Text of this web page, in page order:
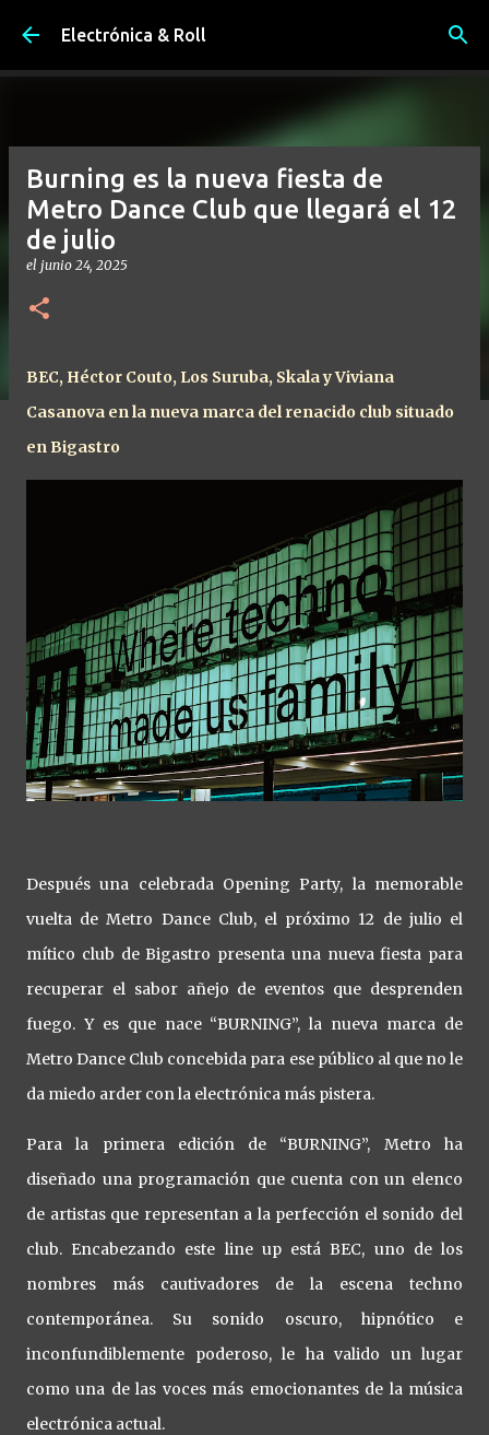
Ir al contenido principal
Electrónica & Roll
Burning es la nueva fiesta de
Metro Dance Club que llegará el 12
de julio
el junio 24, 2025
BEC, Héctor Couto, Los Suruba, Skala y Viviana
Casanova en la nueva marca del renacido club situado
en Bigastro
Después una celebrada Opening Party, la memorable
vuelta de Metro Dance Club, el próximo 12 de julio el
mítico club de Bigastro presenta una nueva fiesta para
recuperar el sabor añejo de eventos que desprenden
fuego. Y es que nace “BURNING”, la nueva marca de
Metro Dance Club concebida para ese público al que no le
da miedo arder con la electrónica más pistera.
Para la primera edición de “BURNING”, Metro ha
diseñado una programación que cuenta con un elenco
de artistas que representan a la perfección el sonido del
club. Encabezando este line up está BEC, uno de los
nombres más cautivadores de la escena techno
contemporánea. Su sonido oscuro, hipnótico e
inconfundiblemente poderoso, le ha valido un lugar
como una de las voces más emocionantes de la música
electrónica actual.